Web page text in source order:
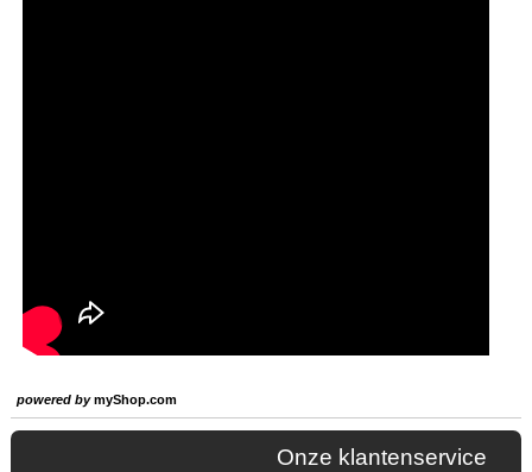
powered bymyShop.com
Onze klantenservice